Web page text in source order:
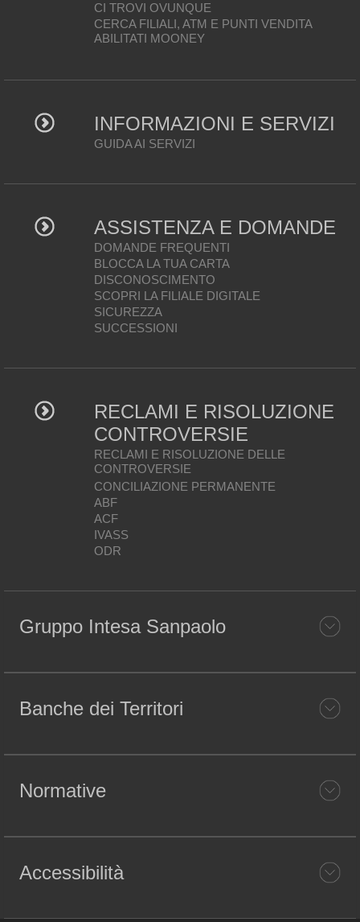
CI TROVI OVUNQUE
CERCA FILIALI, ATM E PUNTI VENDITA
ABILITATI MOONEY
INFORMAZIONI E SERVIZI
GUIDA AI SERVIZI
ASSISTENZA E DOMANDE
DOMANDE FREQUENTI
BLOCCA LA TUA CARTA
DISCONOSCIMENTO
SCOPRI LA FILIALE DIGITALE
SICUREZZA
SUCCESSIONI
RECLAMI E RISOLUZIONE
CONTROVERSIE
RECLAMI E RISOLUZIONE DELLE
CONTROVERSIE
CONCILIAZIONE PERMANENTE
ABF
ACF
IVASS
ODR
Gruppo Intesa Sanpaolo
Banche dei Territori
Normative
Accessibilità